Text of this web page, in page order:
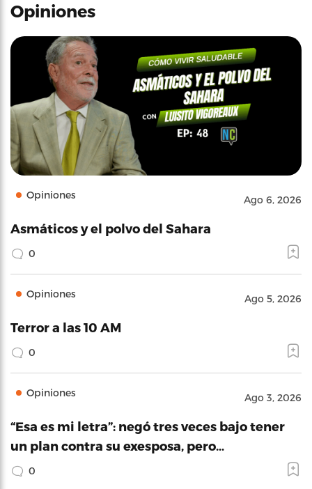
Opiniones
Opiniones Ago 6, 2026
Asmáticos y el polvo del Sahara
0
Opiniones Ago 5, 2026
Terror a las 10 AM
0
Opiniones Ago 3, 2026
“Esa es mi letra”: negó tres veces bajo tener
un plan contra su exesposa, pero…
0